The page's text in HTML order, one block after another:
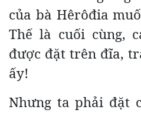
của bà Hêrôđia
Thế là cuối cùng,
được đặt trên đĩa,
ấy!
Nhưng ta phải đặt